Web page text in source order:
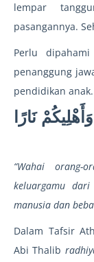
lempar
pasangannya.
Perlu
penanggung
pendidikan
نَارًا
“Wahai orang-
keluargamu
manusia dan
Dalam Tafsir
Abi Thalib